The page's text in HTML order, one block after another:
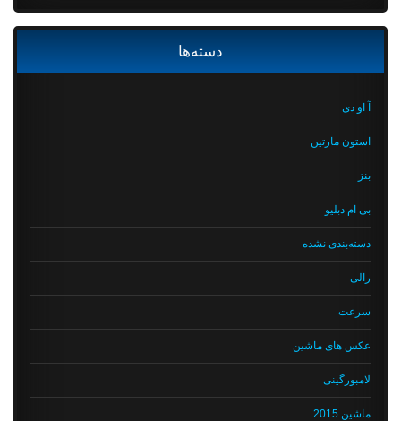
دسته‌ها
آ او دی
استون مارتین
بی ام دبلیو
دسته‌بندی نشده
رالی
سرعت
عکس های ماشین
لامبورگینی
ماشین 2015